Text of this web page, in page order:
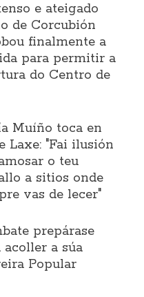
e ateigado
de Corcubión
finalmente a
para permitir a
do Centro de
Muíño toca en
Laxe: "Fai ilusión
o teu
a sitios onde
vas de lecer"
prepárase
acoller a súa
Popular